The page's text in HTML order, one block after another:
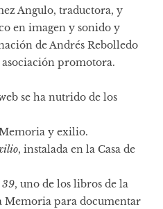
Angulo, traductora, y
en imagen y sonido y
de Andrés Rebolledo
promotora.
se ha nutrido de los
y exilio.
, instalada en la Casa de
39, uno de los libros de la
Memoria para documentar